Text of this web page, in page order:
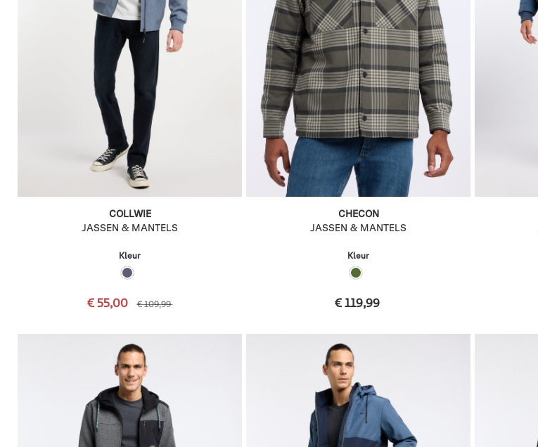
COLLWIE
JASSEN & MANTELS
Kleur
€ 55,00 € 109,99
CHECON
JASSEN & MANTELS
Kleur
€ 119,99